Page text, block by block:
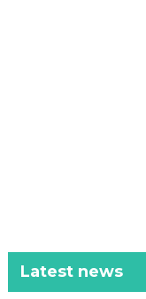
Latest news